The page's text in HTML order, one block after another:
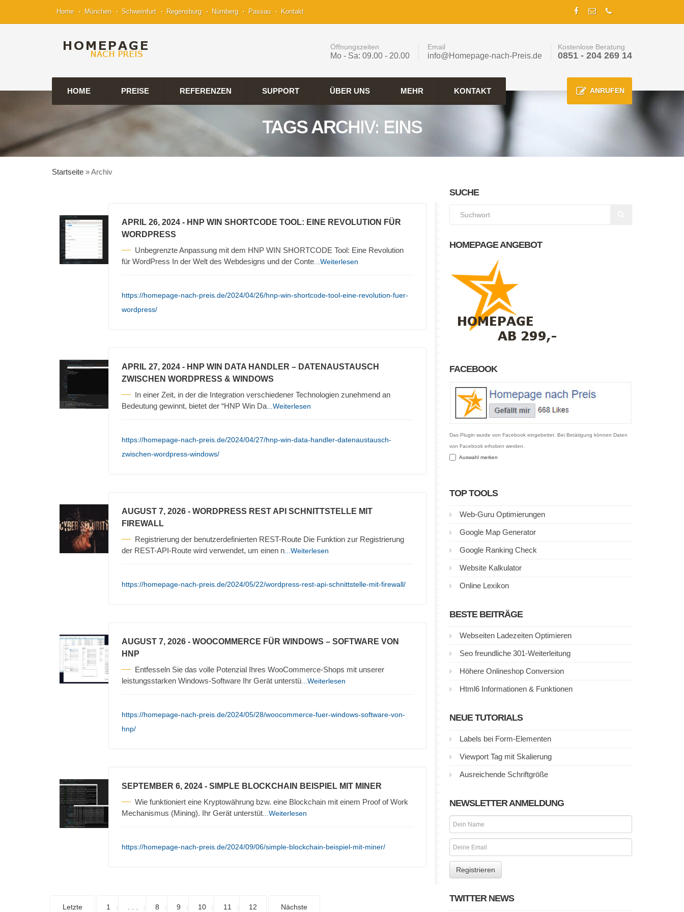
Home München Schweinfurt Regensburg Nürnberg Passau Kontakt
Öffnungszeiten
Mo - Sa: 09.00 - 20.00
Email
info@Homepage-nach-Preis.de
Kostenlose Beratung
0851 - 204 269 14
HOME PREISE REFERENZEN SUPPORT ÜBER UNS MEHR KONTAKT ANRUFEN
TAGS ARCHIV: EINS
Startseite »Archiv
APRIL 26, 2024 - HNP WIN SHORTCODE TOOL: EINE REVOLUTION FÜR
WORDPRESS
Unbegrenzte Anpassung mit dem HNP WIN SHORTCODE Tool: Eine Revolution
für WordPress In der Welt des Webdesigns und der Conte ...Weiterlesen
https://homepage-nach-preis.de/2024/04/26/hnp-win-shortcode-tool-eine-revolution-fuer-
wordpress/
APRIL 27, 2024 - HNP WIN DATA HANDLER – DATENAUSTAUSCH
ZWISCHEN WORDPRESS & WINDOWS
In einer Zeit, in der die Integration verschiedener Technologien zunehmend an
Bedeutung gewinnt, bietet der “HNP Win Da ...Weiterlesen
https://homepage-nach-preis.de/2024/04/27/hnp-win-data-handler-datenaustausch-
zwischen-wordpress-windows/
AUGUST 7, 2026 - WORDPRESS REST API SCHNITTSTELLE MIT
FIREWALL
Registrierung der benutzerdefinierten REST-Route Die Funktion zur Registrierung
der REST-API-Route wird verwendet, um einen n ...Weiterlesen
https://homepage-nach-preis.de/2024/05/22/wordpress-rest-api-schnittstelle-mit-firewall/
AUGUST 7, 2026 - WOOCOMMERCE FÜR WINDOWS – SOFTWARE VON
HNP
Entfesseln Sie das volle Potenzial Ihres WooCommerce-Shops mit unserer
leistungsstarken Windows-Software Ihr Gerät unterstü ...Weiterlesen
https://homepage-nach-preis.de/2024/05/28/woocommerce-fuer-windows-software-von-
hnp/
SEPTEMBER 6, 2024 - SIMPLE BLOCKCHAIN BEISPIEL MIT MINER
Wie funktioniert eine Kryptowährung bzw. eine Blockchain mit einem Proof of Work
Mechanismus (Mining). Ihr Gerät unterstüt ...Weiterlesen
https://homepage-nach-preis.de/2024/09/06/simple-blockchain-beispiel-mit-miner/
Letzte 1 8 9 10 11 12 Nächste
SUCHE
HOMEPAGE ANGEBOT
FACEBOOK
Das Plugin wurde von Facebook eingebettet. Bei Betätigung können Daten
von Facebook erhoben werden.
Auswahl merken
TOP TOOLS
Web-Guru Optimierungen
Google Map Generator
Google Ranking Check
Website Kalkulator
Online Lexikon
BESTE BEITRÄGE
Webseiten Ladezeiten Optimieren
Seo freundliche 301-Weiterleitung
Höhere Onlineshop Conversion
Html6 Informationen & Funktionen
NEUE TUTORIALS
Labels bei Form-Elementen
Viewport Tag mit Skalierung
Ausreichende Schriftgröße
NEWSLETTER ANMELDUNG
TWITTER NEWS